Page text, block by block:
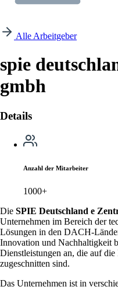
Alle Arbeitgeber
spie
gmbh
Details
Anzahl der Mitarbeiter
1000+
Die SPIE Deutschland e
Unternehmen im Bereich der
Lösungen in den DACH-
Innovation und Nachhaltigkeit
Dienstleistungen an, die auf
zugeschnitten sind.
Das Unternehmen ist in